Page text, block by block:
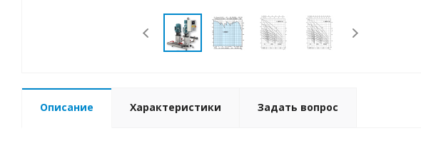
Описание Характеристики Задать вопрос